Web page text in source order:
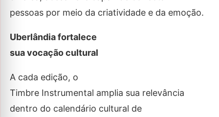
pessoas por meio da criatividade e da emoção.
Uberlândia fortalece
sua vocação cultural
A cada edição, o
Timbre Instrumental amplia sua relevância
dentro do calendário cultural de